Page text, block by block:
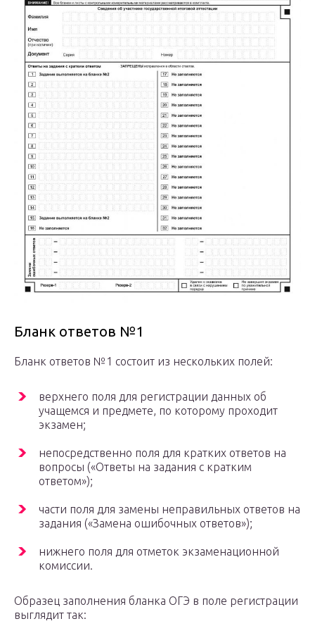
Бланк ответов №1
Бланк ответов №1 состоит из нескольких полей:
верхнего поля для регистрации данных об
учащемся и предмете, по которому проходит
экзамен;
непосредственно поля для кратких ответов на
вопросы («Ответы на задания с кратким
ответом»);
части поля для замены неправильных ответов на
задания («Замена ошибочных ответов»);
нижнего поля для отметок экзаменационной
комиссии.
Образец заполнения бланка ОГЭ в поле регистрации
выглядит так: